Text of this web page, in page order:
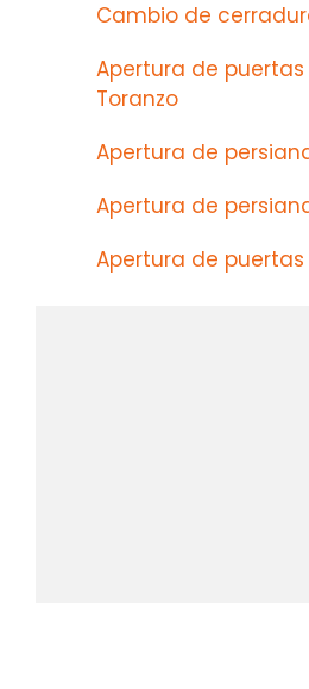
Cambio de
Apertura de
Toranzo
Apertura de
Apertura de
Apertura de